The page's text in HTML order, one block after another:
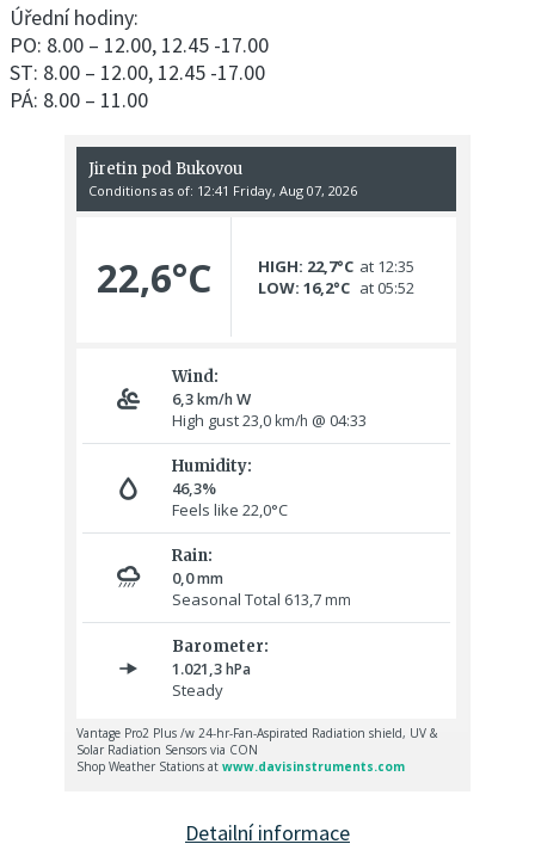
Úřední hodiny:
PO: 8.00 – 12.00, 12.45 -17.00
ST: 8.00 – 12.00, 12.45 -17.00
PÁ: 8.00 – 11.00
Detailní informace